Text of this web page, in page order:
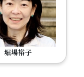
堀場裕子